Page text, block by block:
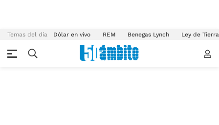
Temas del día Dólar en vivo REM Benegas Lynch Ley de